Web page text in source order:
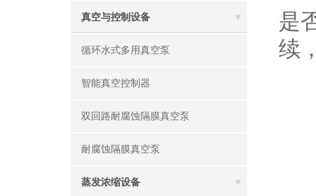
真空与控制设备
循环水式多用真空泵
智能真空控制器
双回路耐腐蚀隔膜真空泵
耐腐蚀隔膜真空泵
蒸发浓缩设备
是
续